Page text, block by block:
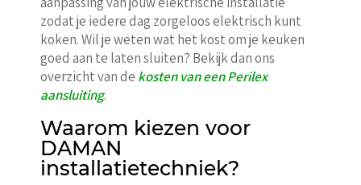
zodat je iedere dag zorgeloos elektrisch kunt
koken. Wil je weten wat het kost om je keuken
goed aan te laten sluiten? Bekijk dan ons
overzicht van de kosten van een Perilex
aansluiting.
Waarom kiezen voor
DAMAN
installatietechniek?